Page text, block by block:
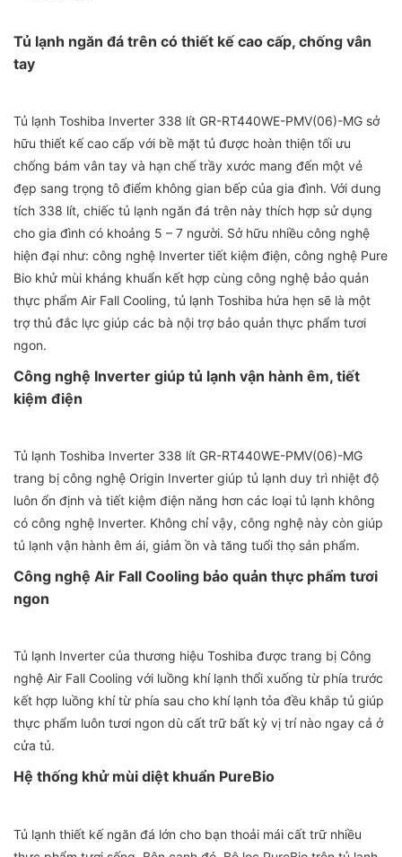
Tủ lạnh ngăn đá trên có thiết kế cao cấp, chống vân
tay
Tủ lạnh Toshiba Inverter 338 lít GR-RT440WE-PMV(06)-MG sở
hữu thiết kế cao cấp với bề mặt tủ được hoàn thiện tối ưu
chống bám vân tay và hạn chế trầy xước mang đến một vẻ
đẹp sang trọng tô điểm không gian bếp của gia đình. Với dung
tích 338 lít, chiếc tủ lạnh ngăn đá trên này thích hợp sử dụng
cho gia đình có khoảng 5 – 7 người. Sở hữu nhiều công nghệ
hiện đại như: công nghệ Inverter tiết kiệm điện, công nghệ Pure
Bio khử mùi kháng khuẩn kết hợp cùng công nghệ bảo quản
thực phẩm Air Fall Cooling, tủ lạnh Toshiba hứa hẹn sẽ là một
trợ thủ đắc lực giúp các bà nội trợ bảo quản thực phẩm tươi
ngon.
Công nghệ Inverter giúp tủ lạnh vận hành êm, tiết
kiệm điện
Tủ lạnh Toshiba Inverter 338 lít GR-RT440WE-PMV(06)-MG
trang bị công nghệ Origin Inverter giúp tủ lạnh duy trì nhiệt độ
luôn ổn định và tiết kiệm điện năng hơn các loại tủ lạnh không
có công nghệ Inverter. Không chỉ vậy, công nghệ này còn giúp
tủ lạnh vận hành êm ái, giảm ồn và tăng tuổi thọ sản phẩm.
Công nghệ Air Fall Cooling bảo quản thực phẩm tươi
ngon
Tủ lạnh Inverter của thương hiệu Toshiba được trang bị Công
nghệ Air Fall Cooling với luồng khí lạnh thổi xuống từ phía trước
kết hợp luồng khí từ phía sau cho khí lạnh tỏa đều khắp tủ giúp
thực phẩm luôn tươi ngon dù cất trữ bất kỳ vị trí nào ngay cả ở
cửa tủ.
Hệ thống khử mùi diệt khuẩn PureBio
Tủ lạnh thiết kế ngăn đá lớn cho bạn thoải mái cất trữ nhiều